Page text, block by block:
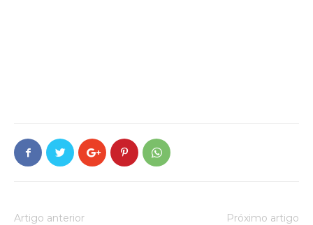
Artigo anterior Próximo artigo